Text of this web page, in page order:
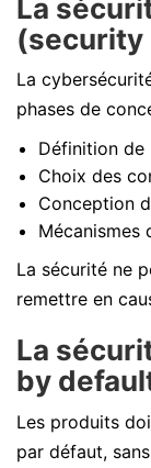
La
(security
La
phases de
Définition de
Choix des
Conception
Mécanismes
La sécurité ne
remettre en
La
by
Les produits
par défaut,